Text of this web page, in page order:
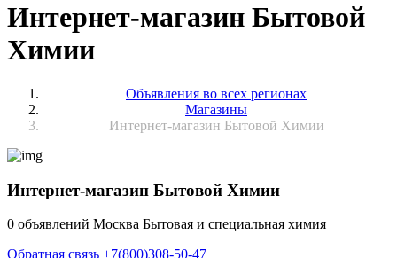
Интернет-магазин Бытовой
Химии
Объявления во всех регионах
Магазины
Интернет-магазин Бытовой Химии
Интернет-магазин Бытовой Химии
0 объявлений Москва Бытовая и специальная химия
Обратная связь +7(800)308-50-47